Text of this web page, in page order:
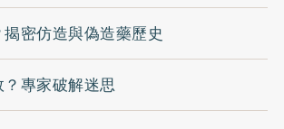
密仿造與偽造藥歷史
專家破解迷思